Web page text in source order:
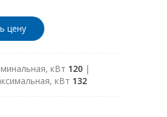
цену
кВт 120 |
кВт 132